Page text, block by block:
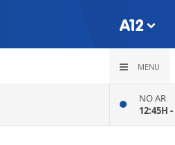
MENU
NO AR
12:45H -